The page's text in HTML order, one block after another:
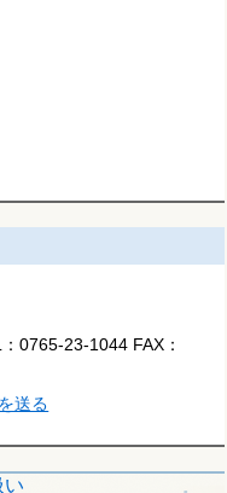
0765-23-1044 FAX：
送る
い